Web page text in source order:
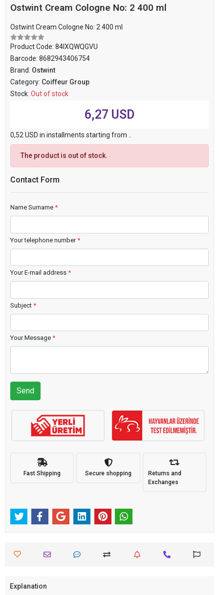
Ostwint Cream Cologne No: 2 400 ml
Ostwint Cream Cologne No: 2 400 ml
Product Code: 84IXQWQGVU
Barcode: 8682943406754
Brand: Ostwint
Category: Coiffeur Group
Stock: Out of stock
6,27 USD
0,52 USD in installments starting from ..
The product is out of stock.
Contact Form
Name Surname *
Your telephone number*
Your E-mail address *
Subject *
Your Message *
Send
Fast Shipping Secure shopping
Returns and
Exchanges
Explanation